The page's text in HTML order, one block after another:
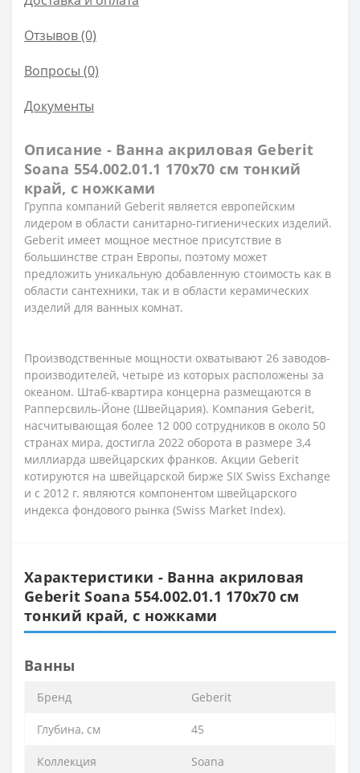
Отзывов (0)
Вопросы (0)
Документы
Описание - Ванна акриловая Geberit
Soana 554.002.01.1 170х70 см тонкий
край, с ножками
Группа компаний Geberit является европейским
лидером в области санитарно-гигиенических изделий.
Geberit имеет мощное местное присутствие в
большинстве стран Европы, поэтому может
предложить уникальную добавленную стоимость как в
области сантехники, так и в области керамических
изделий для ванных комнат.
Производственные мощности охватывают 26 заводов-
производителей, четыре из которых расположены за
океаном. Штаб-квартира концерна размещаются в
Рапперсвиль-Йоне (Швейцария). Компания Geberit,
насчитывающая более 12 000 сотрудников в около 50
странах мира, достигла 2022 оборота в размере 3,4
миллиарда швейцарских франков. Акции Geberit
котируются на швейцарской бирже SIX Swiss Exchange
и с 2012 г. являются компонентом швейцарского
индекса фондового рынка (Swiss Market Index).
Характеристики - Ванна акриловая
Geberit Soana 554.002.01.1 170х70 см
тонкий край, с ножками
Ванны
Бренд Geberit
Глубина, см 45
Коллекция Soana